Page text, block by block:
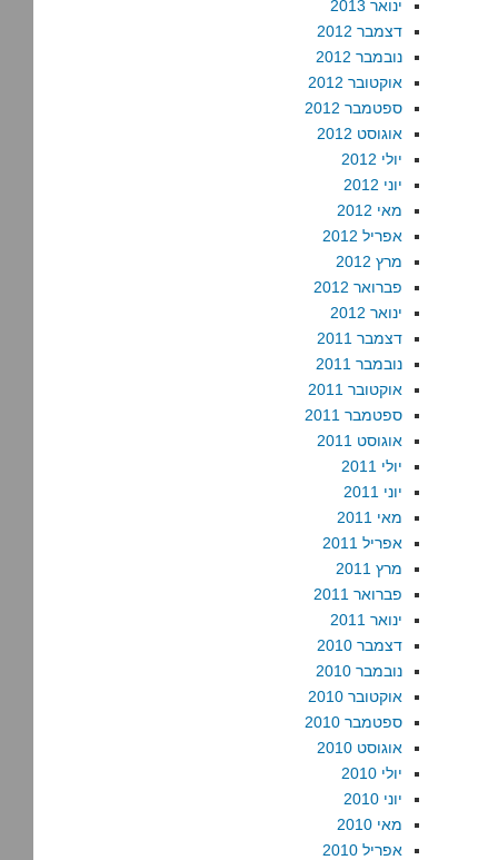
ינואר 2013
דצמבר 2012
נובמבר 2012
אוקטובר 2012
ספטמבר 2012
אוגוסט 2012
יולי 2012
יוני 2012
מאי 2012
אפריל 2012
מרץ 2012
פברואר 2012
ינואר 2012
דצמבר 2011
נובמבר 2011
אוקטובר 2011
ספטמבר 2011
אוגוסט 2011
יולי 2011
יוני 2011
מאי 2011
אפריל 2011
מרץ 2011
פברואר 2011
ינואר 2011
דצמבר 2010
נובמבר 2010
אוקטובר 2010
ספטמבר 2010
אוגוסט 2010
יולי 2010
יוני 2010
מאי 2010
אפריל 2010